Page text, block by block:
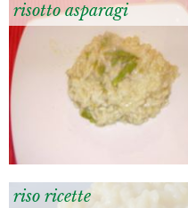
risotto asparagi
riso ricette